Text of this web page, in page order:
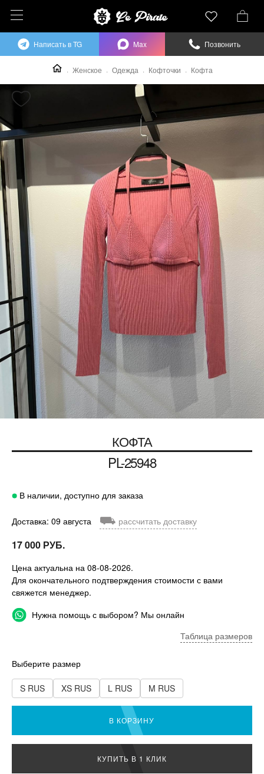
Женское Одежда Кофточки Кофта
КОФТА
PL-25948
В наличии, доступно для заказа
Доставка: 09 августа ⛟ рассчитать доставку
17 000 РУБ.
Цена актуальна на 08-08-2026.
Для окончательного подтверждения стоимости с вами
свяжется менеджер.
Нужна помощь с выбором? Мы онлайн
Таблица размеров
Выберите размер
S RUS XS RUS L RUS M RUS
В КОРЗИНУ
КУПИТЬ В 1 КЛИК
Написать в TG Max Позвонить